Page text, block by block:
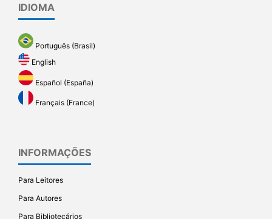
IDIOMA
Português (Brasil)
English
Español (España)
Français (France)
INFORMAÇÕES
Para Leitores
Para Autores
Para Bibliotecários